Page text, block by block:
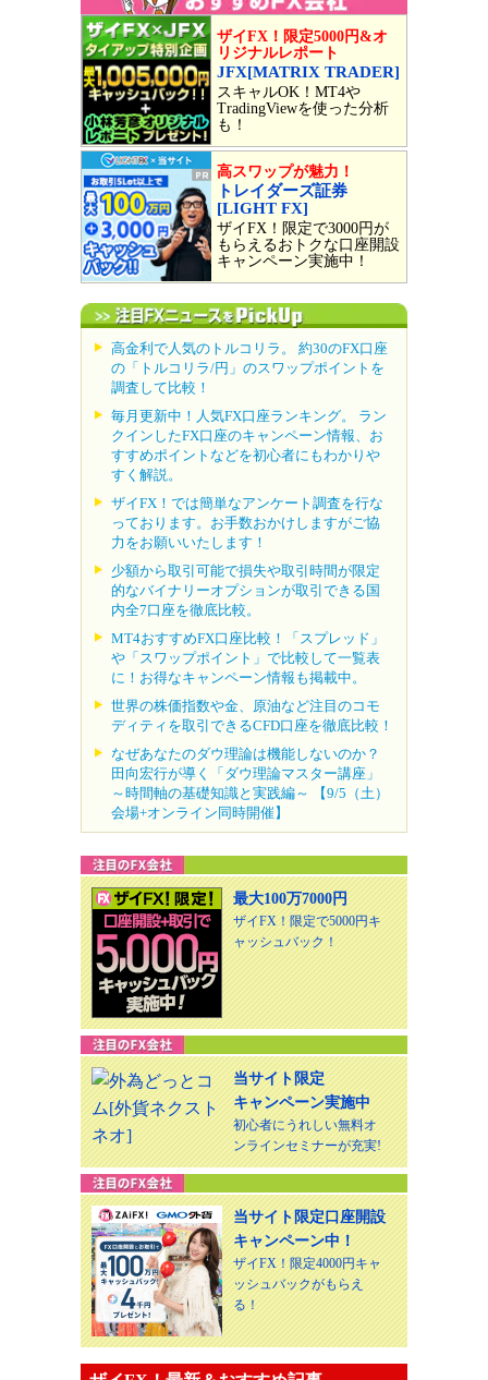
ザイFX！限定5000円&オ
リジナルレポート
JFX[MATRIX TRADER]
スキャルOK！MT4や
TradingViewを使った分析
も！
高スワップが魅力！
トレイダーズ証券
[LIGHT FX]
ザイFX！限定で3000円が
もらえるおトクな口座開設
キャンペーン実施中！
高金利で人気のトルコリラ。 約30のFX口座
の「トルコリラ/円」のスワップポイントを
調査して比較！
毎月更新中！人気FX口座ランキング。 ラン
クインしたFX口座のキャンペーン情報、お
すすめポイントなどを初心者にもわかりや
すく解説。
ザイFX！では簡単なアンケート調査を行な
っております。お手数おかけしますがご協
力をお願いいたします！
少額から取引可能で損失や取引時間が限定
的なバイナリーオプションが取引できる国
内全7口座を徹底比較。
MT4おすすめFX口座比較！「スプレッド」
や「スワップポイント」で比較して一覧表
に！お得なキャンペーン情報も掲載中。
世界の株価指数や金、原油など注目のコモ
ディティを取引できるCFD口座を徹底比較！
なぜあなたのダウ理論は機能しないのか？
田向宏行が導く「ダウ理論マスター講座」
～時間軸の基礎知識と実践編～ 【9/5（土）
会場+オンライン同時開催】
最大100万7000円
ザイFX！限定で5000円キ
ャッシュバック！
当サイト限定
キャンペーン実施中
初心者にうれしい無料オ
ンラインセミナーが充実!
当サイト限定口座開設
キャンペーン中！
ザイFX！限定4000円キャ
ッシュバックがもらえ
る！